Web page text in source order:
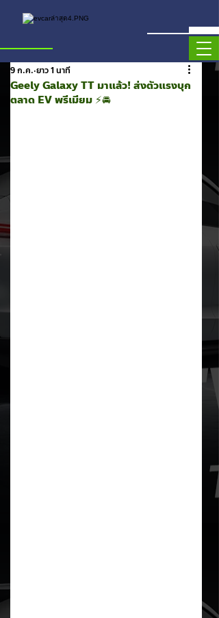
Geely Galaxy TT มาแล้ว! ส่งตัวแรงบุก
ตลาด EV พรีเมียม ⚡🚘
9 ก.ค. ยาว 1 นาที